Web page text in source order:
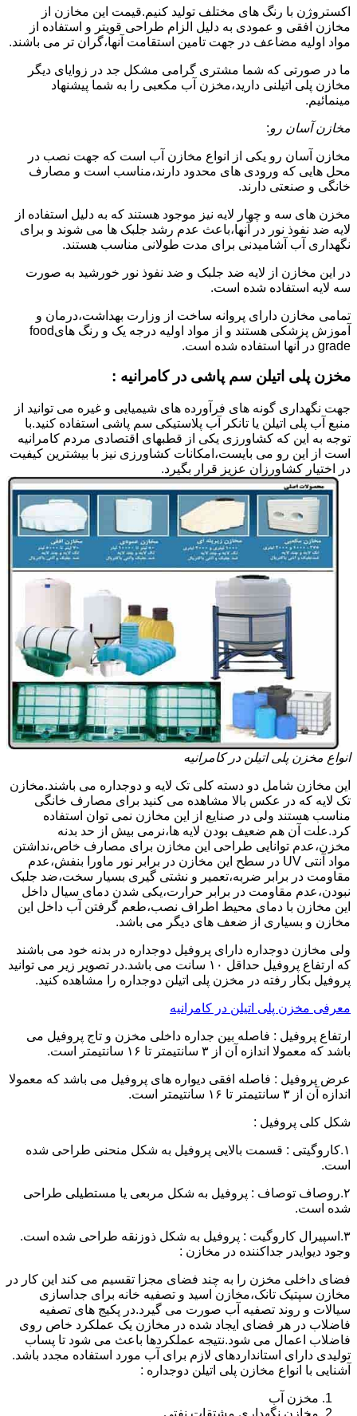
اکستروژن با رنگ های مختلف تولید کنیم.قیمت این مخازن از
مخازن افقی و عمودی به دلیل الزام طراحی قویتر و استفاده از
مواد اولیه مضاعف در جهت تامین استقامت آنها،گران تر می باشند.
ما در صورتی که شما مشتری گرامی مشکل جد در زوایای دیگر
مخازن پلی اتیلنی دارید،مخزن آب مکعبی را به شما پیشنهاد
مینمائیم.
مخازن آسان رو:
مخازن آسان رو یکی از انواع مخازن آب است که جهت نصب در
محل هایی که ورودی های محدود دارند،مناسب است و مصارف
خانگی و صنعتی دارند.
مخزن های سه و چهار لایه نیز موجود هستند که به دلیل استفاده از
لایه ضد نفوذ نور در آنها،باعث عدم رشد جلبک ها می شوند و برای
نگهداری آب آشامیدنی برای مدت طولانی مناسب هستند.
در این مخازن از لایه ضد جلبک و ضد نفوذ نور خورشید به صورت
سه لایه استفاده شده است.
تمامی مخازن دارای پروانه ساخت از وزارت بهداشت،درمان و
آموزش پزشکی هستند و از مواد اولیه درجه یک و رنگ هایfood
grade در آنها استفاده شده است.
مخزن پلی اتیلن سم پاشی در کامرانیه :
جهت نگهداری گونه های فرآورده های شیمیایی و غیره می توانید از
منبع آب پلی اتیلن یا تانکر آب پلاستیکی سم پاشی استفاده کنید.با
توجه به این که کشاورزی یکی از قطبهای اقتصادی مردم کامرانیه
است از این رو می بایست،امکانات کشاورزی نیز با بیشترین کیفیت
در اختیار کشاورزان عزیز قرار بگیرد.
انواع مخزن پلی اتیلن در کامرانیه
این مخازن شامل دو دسته کلی تک لایه و دوجداره می باشند.مخازن
تک لایه که در عکس بالا مشاهده می کنید برای مصارف خانگی
مناسب هستند ولی در صنایع از این مخازن نمی توان استفاده
کرد.علت آن هم ضعیف بودن لایه ها،نرمی بیش از حد بدنه
مخزن،عدم توانایی طراحی این مخازن برای مصارف خاص،نداشتن
مواد آنتی UV در سطح این مخازن در برابر نور ماورا بنفش،عدم
مقاومت در برابر ضربه،تعمیر و نشتی گیری بسیار سخت،ضد جلبک
نبودن،عدم مقاومت در برابر حرارت،یکی شدن دمای سیال داخل
این مخازن با دمای محیط اطراف نصب،طعم گرفتن آب داخل این
مخازن و بسیاری از ضعف های دیگر می باشد.
ولی مخازن دوجداره دارای پروفیل دوجداره در بدنه خود می باشند
که ارتفاع پروفیل حداقل ۱۰ سانت می باشد.در تصویر زیر می توانید
پروفیل بکار رفته در مخزن پلی اتیلن دوجداره را مشاهده کنید.
معرفی مخزن پلی اتیلن در کامرانیه
ارتفاع پروفیل : فاصله بین جداره داخلی مخزن و تاج پروفیل می
باشد که معمولا اندازه آن از ۳ سانتیمتر تا ۱۶ سانتیمتر است.
عرض پروفیل : فاصله افقی دیواره های پروفیل می باشد که معمولا
اندازه آن از ۳ سانتیمتر تا ۱۶ سانتیمتر است.
شکل کلی پروفیل :
۱.کاروگیتی : قسمت بالایی پروفیل به شکل منحنی طراحی شده
است.
۲.روصاف توصاف : پروفیل به شکل مربعی یا مستطیلی طراحی
شده است.
۳.اسپیرال کاروگیت : پروفیل به شکل ذوزنقه طراحی شده است.
وجود دیوایدر جداکننده در مخازن :
فضای داخلی مخزن را به چند فضای مجزا تقسیم می کند این کار در
مخازن سپتیک تانک،مخازن اسید و تصفیه خانه برای جداسازی
سیالات و روند تصفیه آب صورت می گیرد.در پکیج های تصفیه
فاضلاب در هر فضای ایجاد شده در مخازن یک عملکرد خاص روی
فاضلاب اعمال می شود.نتیجه عملکردها باعث می شود تا پساب
تولیدی دارای استانداردهای لازم برای آب مورد استفاده مجدد باشد.
آشنایی با انواع مخازن پلی اتیلن دوجداره :
مخزن آب
مخازن نگهداری مشتقات نفتی